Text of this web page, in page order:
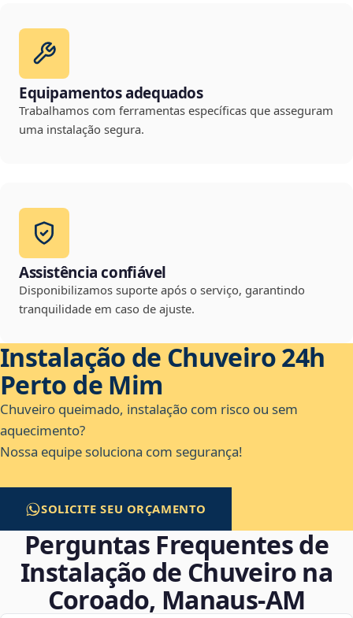
Equipamentos adequados
Trabalhamos com ferramentas específicas que asseguram
uma instalação segura.
Assistência confiável
Disponibilizamos suporte após o serviço, garantindo
tranquilidade em caso de ajuste.
Instalação de Chuveiro 24h
Perto de Mim
Chuveiro queimado, instalação com risco ou sem
aquecimento?
Nossa equipe soluciona com segurança!
SOLICITE SEU ORÇAMENTO
Perguntas Frequentes de
Instalação de Chuveiro na
Coroado, Manaus‑AM